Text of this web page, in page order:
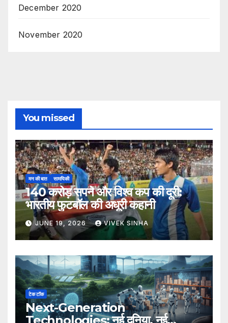
December 2020
November 2020
You missed
मन की बात सामयिकी
140 करोड़ सपने और विश्व कप की दूरी:
भारतीय फुटबॉल की अधूरी कहानी
JUNE 19, 2026 VIVEK SINHA
टेक टॉक
Next-Generation